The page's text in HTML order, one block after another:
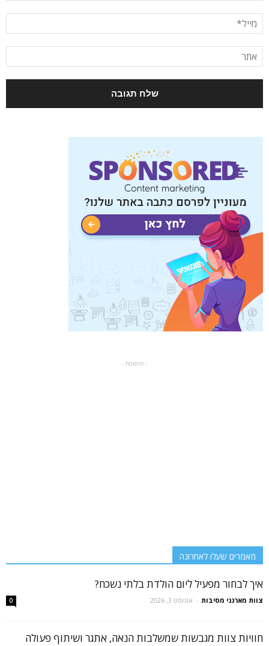
- פרסומת -
מאמרים שעלו לאחרונה
איך לבחור מפעיל ליום הולדת בלתי נשכח?
צוות מארגני מסיבות - אוגוסט 3, 2026 0
חוויות צוות מגבשות שמשלבות הנאה, אתגר ושיתוף פעולה